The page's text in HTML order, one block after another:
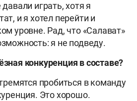
играть, хотя я
и я хотел перейти и
уровне. Рад, что «Салават»
я не подведу.
конкуренция в составе?
пробиться в команду
Это хорошо.